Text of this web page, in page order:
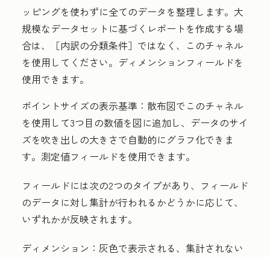
ッピングを使わずに全てのデータを整理します。大
規模なデータセットに基づくレポートを作成する場
合は、［内訳の分類条件］ ではなく、このチャネル
を使用してください。ディメンションフィールドを
使用できます。
ポイントサイズの表示基準： 散布図でこのチャネル
を使用して3つ目の数値を図に追加し、データのサイ
ズを吹き出しの大きさで自動的にグラフ化できま
す。測定値フィールドを使用できます。
フィールドには次の2つのタイプがあり、フィールド
のデータに対し集計が行われるかどうかに応じて、
いずれかが反映されます。
ディメンション： 灰色で表示される、集計されない